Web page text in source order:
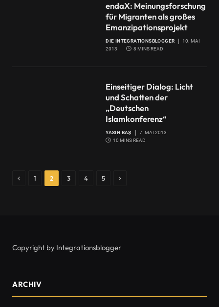
endaX: Meinungsforschung
für Migranten als großes
Emanzipationsprojekt
DIE INTEGRATIONSBLOGGER
10. MAI
2013
8 MINS READ
Einseitiger Dialog: Licht
und Schatten der
„Deutschen
Islamkonferenz“
YASIN BAŞ
7. MAI 2013
10 MINS READ
Previous
1 2 3 4 5 Next
Copyright by Integrationsblogger
ARCHIV